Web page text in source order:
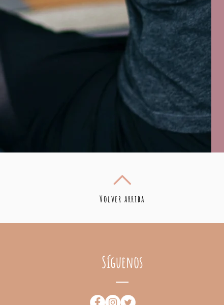
Volver arriba
Síguenos